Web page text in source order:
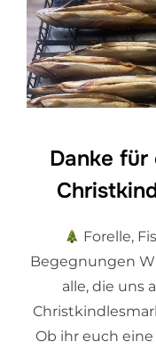
Danke für
Forelle,
Begegnungen
alle, die uns
Ob ihr euch